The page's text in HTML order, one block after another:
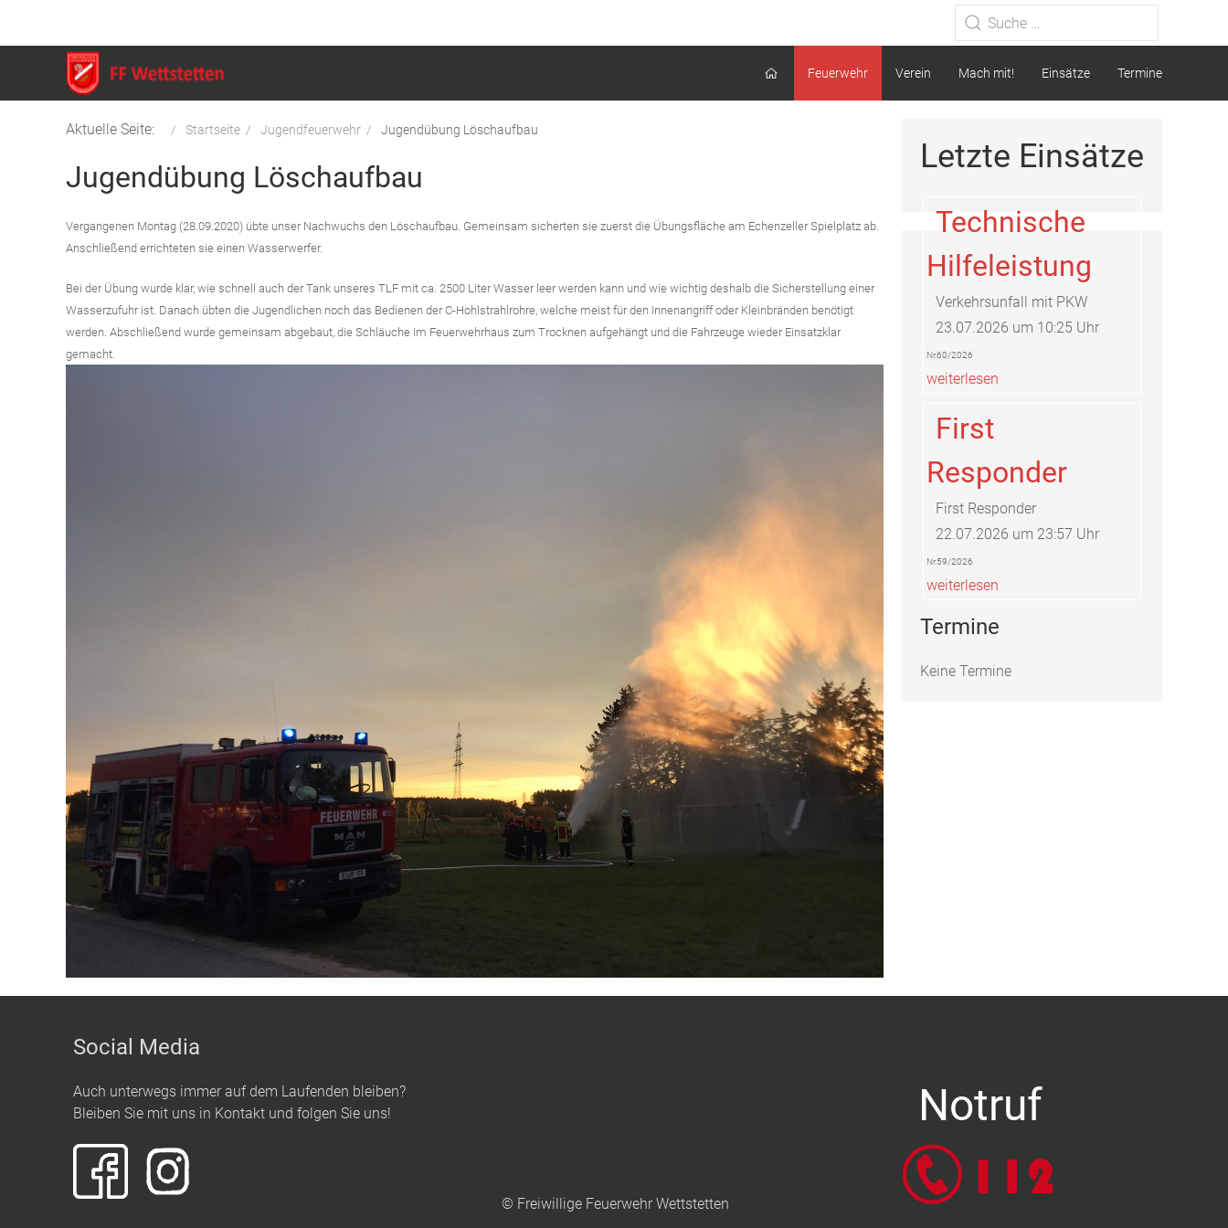
Type 2 or more characters for
results.
Feuerwehr Verein Mach mit! Einsätze Termine
Aktuelle Seite: Startseite Jugendfeuerwehr Jugendübung Löschaufbau
Jugendübung Löschaufbau
Vergangenen Montag (28.09.2020) übte unser Nachwuchs den Löschaufbau. Gemeinsam sicherten sie zuerst die Übungsfläche am Echenzeller Spielplatz ab.
Anschließend errichteten sie einen Wasserwerfer.
Bei der Übung wurde klar, wie schnell auch der Tank unseres TLF mit ca. 2500 Liter Wasser leer werden kann und wie wichtig deshalb die Sicherstellung einer
Wasserzufuhr ist. Danach übten die Jugendlichen noch das Bedienen der C-Hohlstrahlrohre, welche meist für den Innenangriff oder Kleinbränden benötigt
werden. Abschließend wurde gemeinsam abgebaut, die Schläuche im Feuerwehrhaus zum Trocknen aufgehängt und die Fahrzeuge wieder Einsatzklar
gemacht.
Letzte Einsätze
Technische
Hilfeleistung
Verkehrsunfall mit PKW
23.07.2026 um 10:25 Uhr
Nr.60/2026
weiterlesen
First
Responder
First Responder
22.07.2026 um 23:57 Uhr
Nr.59/2026
weiterlesen
Termine
Keine Termine
Social Media
Auch unterwegs immer auf dem Laufenden bleiben?
Bleiben Sie mit uns in Kontakt und folgen Sie uns!
© Freiwillige Feuerwehr Wettstetten
Notruf